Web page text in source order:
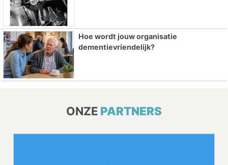
Hoe wordt jouw organisatie
dementievriendelijk?
ONZE PARTNERS